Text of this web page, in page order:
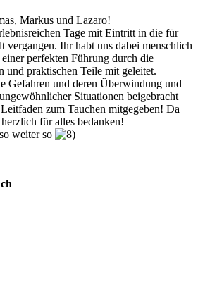
Markus und Lazaro!
Tage mit Eintritt in die für
vergangen. Ihr habt uns dabei menschlich
perfekten Führung durch die
und praktischen Teile mit geleitet.
Gefahren und deren Überwindung und
Situationen beigebracht
zum Tauchen mitgegeben! Da
für alles bedanken!
weiter so